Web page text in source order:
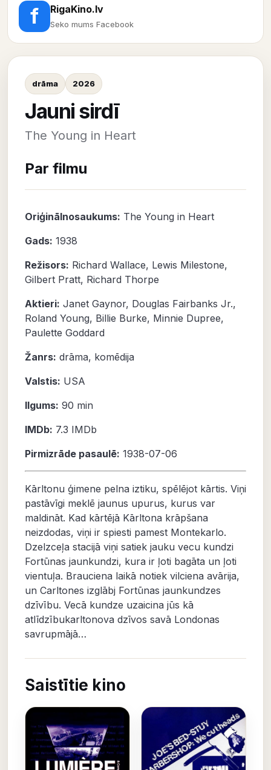
f RigaKino.lv
Seko mums Facebook
drāma 2026
Jauni sirdī
The Young in Heart
Par filmu
Oriģinālnosaukums: The Young in Heart
Gads: 1938
Režisors: Richard Wallace, Lewis Milestone,
Gilbert Pratt, Richard Thorpe
Aktieri: Janet Gaynor, Douglas Fairbanks Jr.,
Roland Young, Billie Burke, Minnie Dupree,
Paulette Goddard
Žanrs: drāma, komēdija
Valstis: USA
Ilgums: 90 min
IMDb: 7.3 IMDb
Pirmizrāde pasaulē: 1938-07-06
Kārltonu ģimene pelna iztiku, spēlējot kārtis. Viņi
pastāvīgi meklē jaunus upurus, kurus var
maldināt. Kad kārtējā Kārltona krāpšana
neizdodas, viņi ir spiesti pamest Montekarlo.
Dzelzceļa stacijā viņi satiek jauku vecu kundzi
Fortūnas jaunkundzi, kura ir ļoti bagāta un ļoti
vientuļa. Brauciena laikā notiek vilciena avārija,
un Carltones izglābj Fortūnas jaunkundzes
dzīvību. Vecā kundze uzaicina jūs kā
atlīdzībukarltonova dzīvos savā Londonas
savrupmājā…
Saistītie kino